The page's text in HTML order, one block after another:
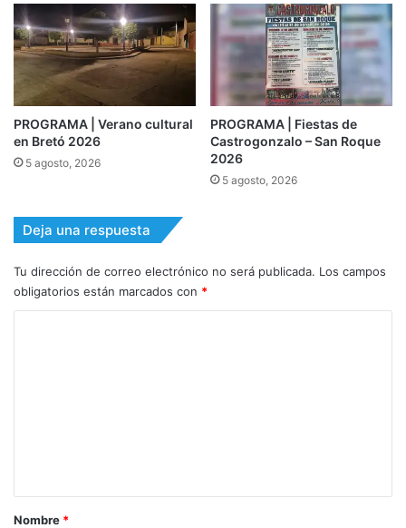
PROGRAMA | Verano cultural
en Bretó 2026
5 agosto, 2026
PROGRAMA | Fiestas de
Castrogonzalo – San Roque
2026
5 agosto, 2026
Deja una respuesta
Tu dirección de correo electrónico no será publicada. Los campos
obligatorios están marcados con *
rNombre *